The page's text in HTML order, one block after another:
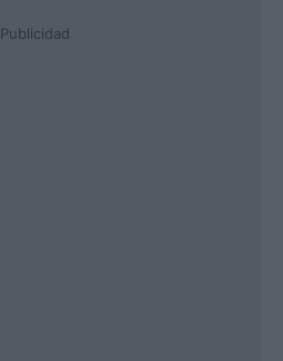
Publicidad